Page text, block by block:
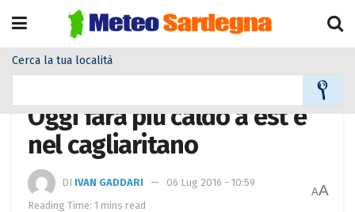
Cerca la tua località
Oggi farà più caldo a est e
nel cagliaritano
DI IVAN GADDARI
06 Lug 2016 - 10:59
Reading Time: 1 mins read
AA